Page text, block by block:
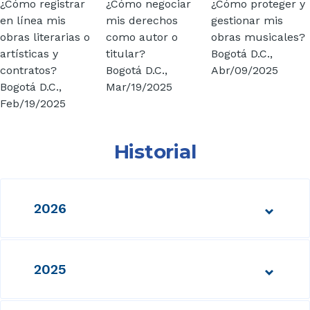
¿Cómo registrar
en línea mis
obras literarias o
artísticas y
contratos?
Bogotá D.C.,
Feb/19/2025
¿Cómo negociar
mis derechos
como autor o
titular?
Bogotá D.C.,
Mar/19/2025
¿Cómo proteger y
gestionar mis
obras musicales?
Bogotá D.C.,
Abr/09/2025
Historial
2026
2025